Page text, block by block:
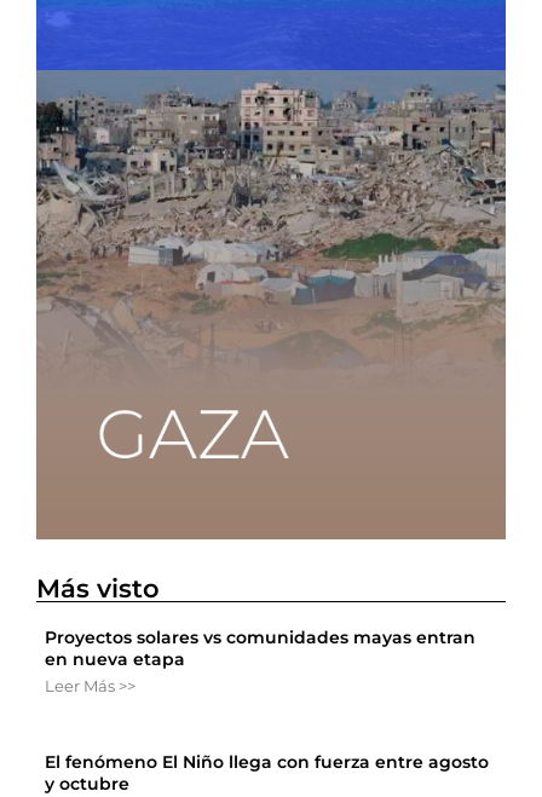
Más visto
Proyectos solares vs comunidades mayas entran
en nueva etapa
Leer Más >>
El fenómeno El Niño llega con fuerza entre agosto
y octubre